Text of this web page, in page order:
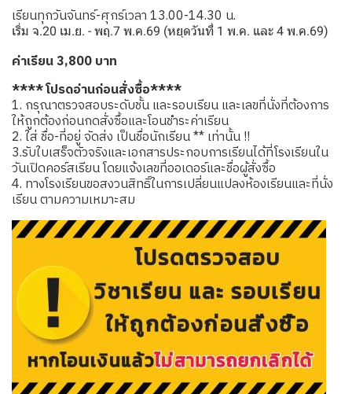
เรียนทุกวันจันทร์-ศุกร์เวลา 13.00-14.30 น.
เริ่ม จ.20 เม.ย. - พฤ.7 พ.ค.69 (หยุดวันที่ 1 พ.ค. และ 4 พ.ค.69)
ค่าเรียน 3,800 บาท
**** โปรดอ่านก่อนสั่งซื้อ****
1. กรุณาตรวจสอบระดับชั้น และรอบเรียน และเลขที่นั่งที่ต้องการ
ให้ถูกต้องก่อนกดสั่งซื้อและโอนชำระค่าเรียน
2. ใส่ ชื่อ-ที่อยู่ จัดส่ง เป็นชื่อนักเรียน ** เท่านั้น !!
3.รับใบเสร็จตัวจริงและเอกสารประกอบการเรียนได้ที่โรงเรียนใน
วันเปิดคอร์สเรียน โดยแจ้งเลขที่ออเดอร์และชื่อผู้สั่งซื้อ
4. ทางโรงเรียนขอสงวนสิทธิ์ในการเปลี่ยนแปลงห้องเรียนและที่นั่ง
เรียน ตามความเหมาะสม